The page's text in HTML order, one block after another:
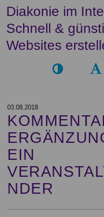
Diakonie im
Schnell &
Websites
03.08.2018
EIN
NDER